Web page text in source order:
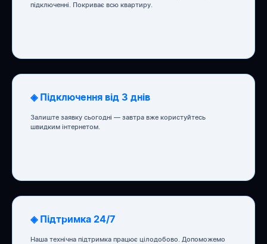
підключенні. Покриває всю квартиру.
◈ Підключення від 3 днів
Залиште заявку сьогодні — завтра вже користуйтесь
швидким інтернетом.
◈ Підтримка 24/7
Наша технічна підтримка працює цілодобово. Допоможемо